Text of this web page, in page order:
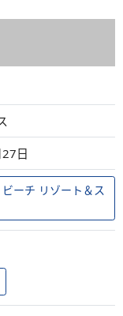
日
ーチ リゾート＆ス